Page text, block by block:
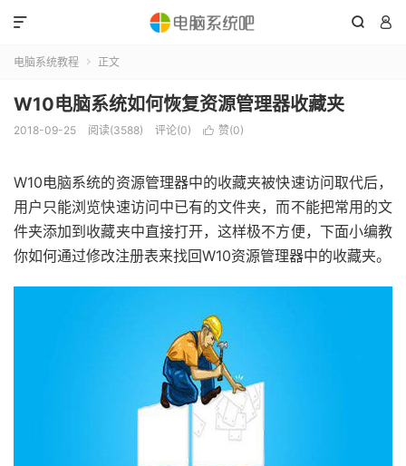
 

电脑系统教程  正文
W10电脑系统如何恢复资源管理器收藏夹
2018-09-25 阅读(3588) 评论(0)  赞(0)
W10电脑系统的资源管理器中的收藏夹被快速访问取代后，
用户只能浏览快速访问中已有的文件夹，而不能把常用的文
件夹添加到收藏夹中直接打开，这样极不方便，下面小编教
你如何通过修改注册表来找回W10资源管理器中的收藏夹。